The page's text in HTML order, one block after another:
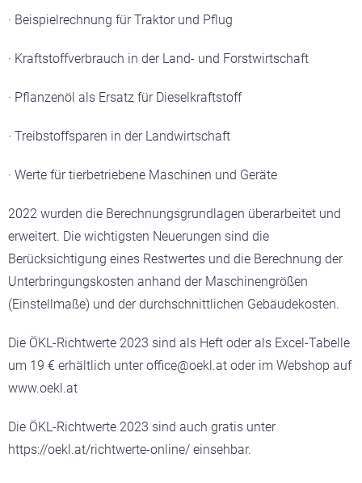
· Beispielrechnung für Traktor und Pflug
· Kraftstoffverbrauch in der Land- und Forstwirtschaft
· Pflanzenöl als Ersatz für Dieselkraftstoff
· Treibstoffsparen in der Landwirtschaft
· Werte für tierbetriebene Maschinen und Geräte
2022 wurden die Berechnungsgrundlagen überarbeitet und
erweitert. Die wichtigsten Neuerungen sind die
Berücksichtigung eines Restwertes und die Berechnung der
Unterbringungskosten anhand der Maschinengrößen
(Einstellmaße) und der durchschnittlichen Gebäudekosten.
Die ÖKL-Richtwerte 2023 sind als Heft oder als Excel-Tabelle
um 19 € erhältlich unter office@oekl.at oder im Webshop auf
www.oekl.at
Die ÖKL-Richtwerte 2023 sind auch gratis unter
https://oekl.at/richtwerte-online/ einsehbar.